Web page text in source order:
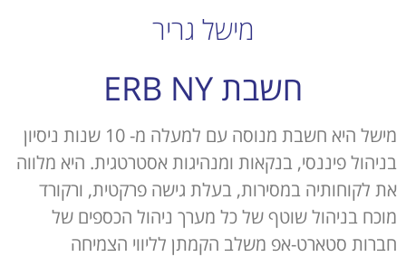
מישל גריר
חשבת ERB NY
מישל היא חשבת מנוסה עם למעלה מ- 10 שנות ניסיון
בניהול פיננסי, בנקאות ומנהיגות אסטרטגית. היא מלווה
את לקוחותיה במסירות, בעלת גישה פרקטית, ורקורד
מוכח בניהול שוטף של כל מערך ניהול הכספים של
חברות סטארט-אפ משלב הקמתן לליווי הצמיחה